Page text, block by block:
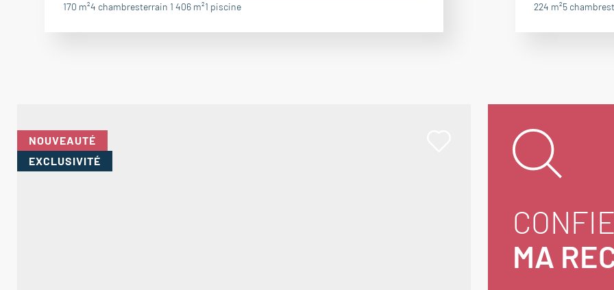
170 m²4 chambresterrain 1 406 m²1 piscine 224 m²5 chambres
NOUVEAUTÉ
EXCLUSIVITÉ
MA